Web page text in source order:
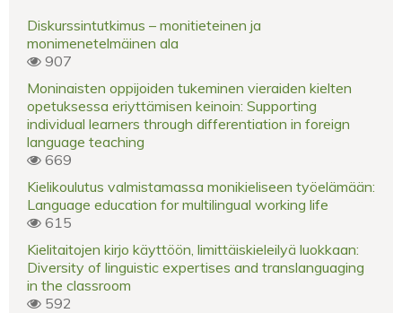
Diskurssintutkimus – monitieteinen ja
monimenetelmäinen ala
907
Moninaisten oppijoiden tukeminen vieraiden kielten
opetuksessa eriyttämisen keinoin: Supporting
individual learners through differentiation in foreign
language teaching
669
Kielikoulutus valmistamassa monikieliseen työelämään:
Language education for multilingual working life
615
Kielitaitojen kirjo käyttöön, limittäiskieleilyä luokkaan:
Diversity of linguistic expertises and translanguaging
in the classroom
592